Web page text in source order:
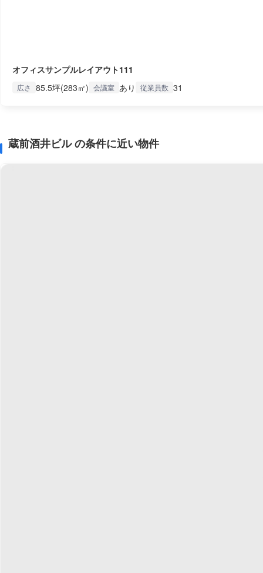
オフィスサンプルレイアウト111
広さ 85.5坪(283㎡) 会議室 あり 従業員数 31
蔵前酒井ビル の条件に近い物件